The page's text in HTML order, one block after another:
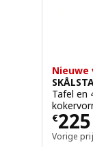
Nieuwe
Tafel en
€225
Prijs
Vorige